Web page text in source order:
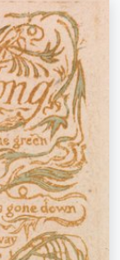
Szene – z.B. Grüne
mit viel Rot, Dunkles
Akt neben einem
Baum.